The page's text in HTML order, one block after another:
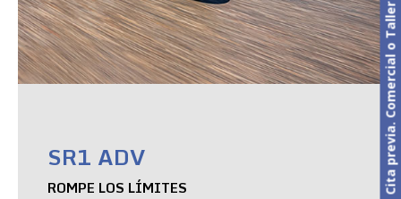
SR1 ADV
ROMPE LOS LÍMITES Cita previa. Comercial o Taller